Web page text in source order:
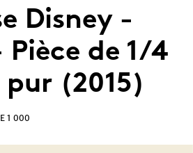
Disney -
de 1/4
(2015)
1 000